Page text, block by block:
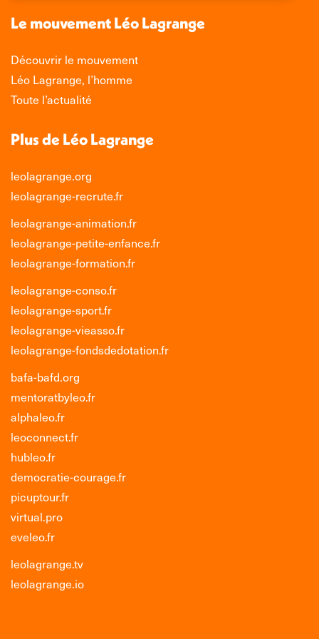
fenêtrefenêtrefenêtre
nouvelle
fenêtre
Le mouvement Léo Lagrange
Découvrir le mouvement
Léo Lagrange, l’homme
Toute l’actualité
Plus de Léo Lagrange
leolagrange.org
leolagrange-recrute.fr
leolagrange-animation.fr
leolagrange-petite-enfance.fr
leolagrange-formation.fr
leolagrange-conso.fr
leolagrange-sport.fr
leolagrange-vieasso.fr
leolagrange-fondsdedotation.fr
bafa-bafd.org
mentoratbyleo.fr
alphaleo.fr
leoconnect.fr
hubleo.fr
democratie-courage.fr
picuptour.fr
virtual.pro
eveleo.fr
leolagrange.tv
leolagrange.io